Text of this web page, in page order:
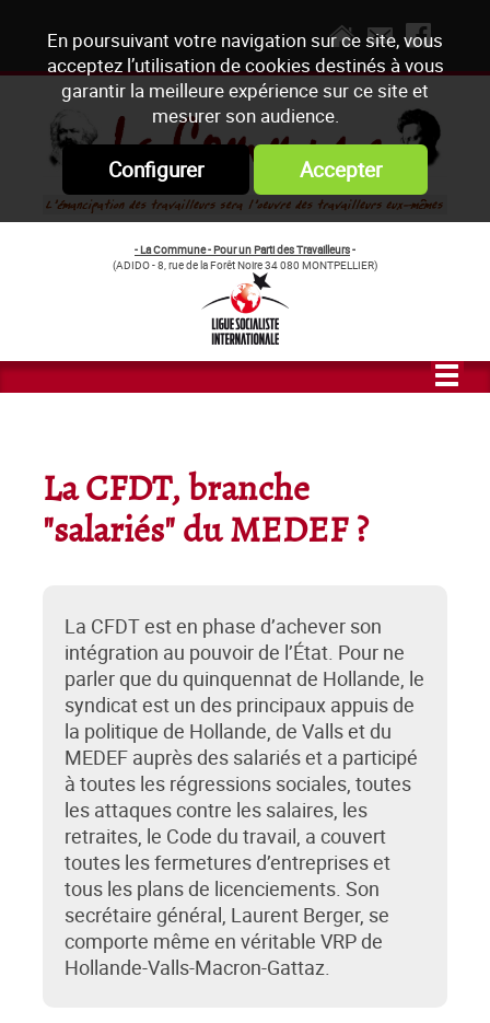
En poursuivant votre navigation sur ce site, vous
acceptez l’utilisation de cookies destinés à vous
garantir la meilleure expérience sur ce site et
mesurer son audience.
Configurer Accepter
- La Commune - Pour un Parti des Travailleurs-
(ADIDO - 8, rue de la Forêt Noire 34 080 MONTPELLIER)
La CFDT, branche
"salariés" du MEDEF ?
La CFDT est en phase d’achever son
intégration au pouvoir de l’État. Pour ne
parler que du quinquennat de Hollande, le
syndicat est un des principaux appuis de
la politique de Hollande, de Valls et du
MEDEF auprès des salariés et a participé
à toutes les régressions sociales, toutes
les attaques contre les salaires, les
retraites, le Code du travail, a couvert
toutes les fermetures d’entreprises et
tous les plans de licenciements. Son
secrétaire général, Laurent Berger, se
comporte même en véritable VRP de
Hollande-Valls-Macron-Gattaz.